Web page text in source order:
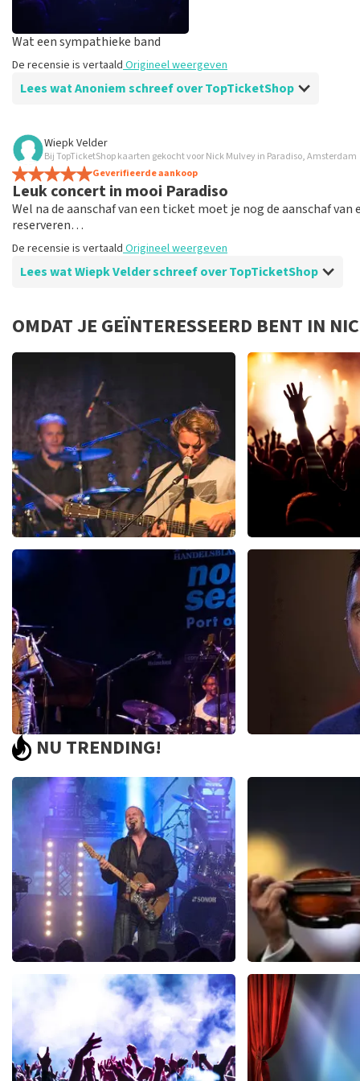
Wat een sympathieke band
De recensie is vertaald Origineel weergeven
Lees wat Anoniem schreef over TopTicketShop
Beoordeling van Anoniem over
Inbraak af en toe de draad kwijt met al die
Ik vind het slecht dat dan nog extra abonnement voor
De recensie is vertaald Origineel weergeven
Wiepk Velder
Bij TopTicketShop kaarten gekocht voor Nick Mulvey in Paradiso, Amsterdam
Geverifieerde aankoop
Leuk concert in mooi Paradiso
Wel na de aanschaf van een ticket moet je nog de aanschaf
reserveren…
De recensie is vertaald Origineel weergeven
Lees wat Wiepk Velder schreef over TopTicketShop
Beoordeling van Wiepk Velder overTopTicketShop
Kaartjes waren gemakkelijk te vinden en te
De recensie is vertaald
OMDAT JE GEÏNTERESSEERD BENT IN
Ben Howard
Lord of the
North Sea Jazz Festival
438+reviews
BEKIJKEN
NU TRENDING!
Blof
laatste 30 minuten
BESTEL NU
Andre Rieu
774laatste 30
BESTEL NU